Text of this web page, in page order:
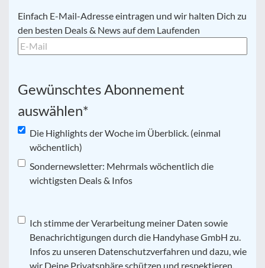
E-
Mail *
Einfach E-Mail-Adresse eintragen und wir halten Dich zu
den besten Deals & News auf dem Laufenden
Gewünschtes Abonnement
auswählen*
Die Highlights der Woche im Überblick. (einmal
wöchentlich)
Sondernewsletter: Mehrmals wöchentlich die
wichtigsten Deals & Infos
Datenschutz*
Ich stimme der Verarbeitung meiner Daten sowie
Benachrichtigungen durch die Handyhase GmbH zu.
Infos zu unseren Datenschutzverfahren und dazu, wie
wir Deine Privatsphäre schützen und respektieren,